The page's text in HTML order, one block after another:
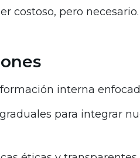
costoso, pero necesario.
interna
para integrar